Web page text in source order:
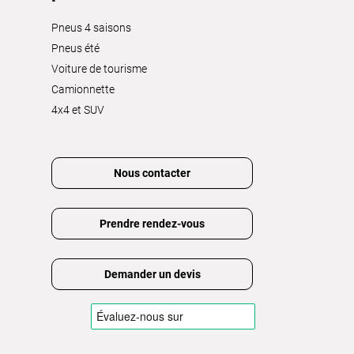
Pneus 4 saisons
Pneus été
Voiture de tourisme
Camionnette
4x4 et SUV
Nous contacter
Prendre rendez-vous
Demander un devis